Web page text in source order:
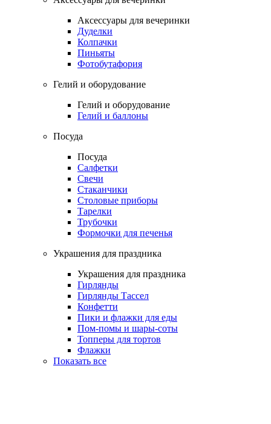
Аксессуары для вечеринки
Дуделки
Колпачки
Пиньяты
Фотобутафория
Гелий и оборудование
Гелий и оборудование
Гелий и баллоны
Посуда
Посуда
Салфетки
Свечи
Стаканчики
Столовые приборы
Тарелки
Трубочки
Формочки для печенья
Украшения для праздника
Украшения для праздника
Гирлянды
Гирлянды Тассел
Конфетти
Пики и флажки для еды
Пом-помы и шары-соты
Топперы для тортов
Флажки
Показать все